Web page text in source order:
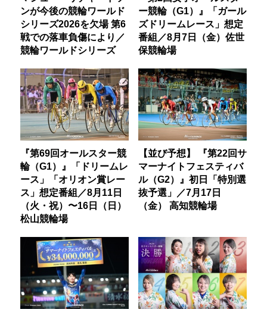
ンが今後の競輪ワールド
シリーズ2026を欠場 第6
戦での落車負傷により／
競輪ワールドシリーズ
ー競輪（G1）』「ガール
ズドリームレース」想定
番組／8月7日（金）佐世
保競輪場
『第69回オールスター競
輪（G1）』「ドリームレ
ース」「オリオン賞レー
ス」想定番組／8月11日
（火・祝）〜16日（日）
松山競輪場
【並び予想】 『第22回サ
マーナイトフェスティバ
ル（G2）』初日「特別選
抜予選」／7月17日
（金） 高知競輪場